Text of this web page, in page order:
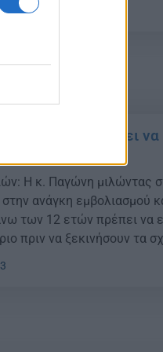
(UCL), μεταξύ των
Πότε πρέπει να
H κ. Παγώνη μιλώντας
ανάγκη εμβολιασμού
των 12 ετών πρέπει να
πριν να ξεκινήσουν τα
πορεία των
η κυρία […]